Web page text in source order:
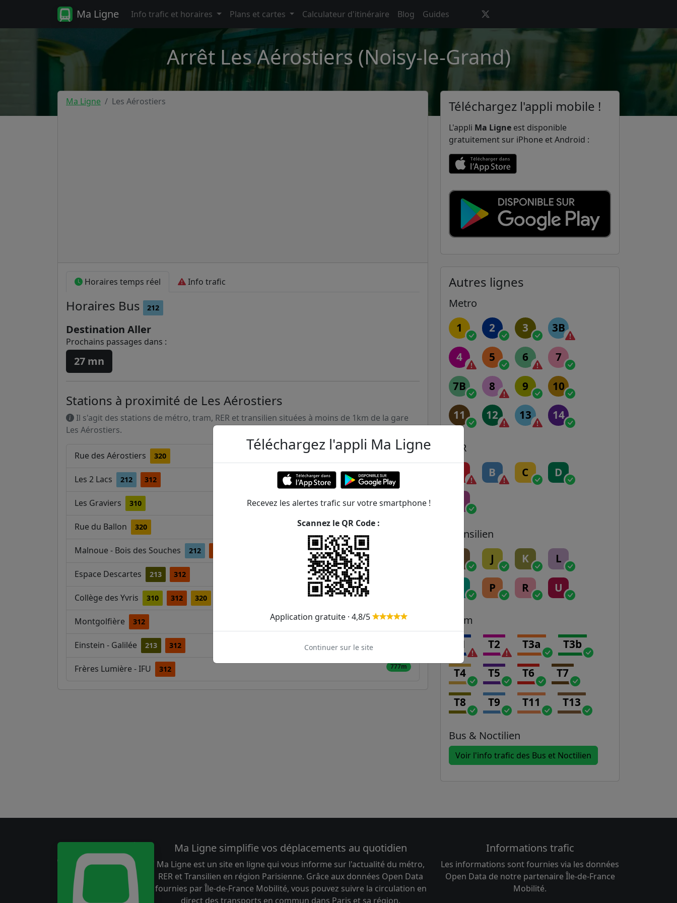
Ma Ligne Info trafic et horaires Plans et cartes Calculateur d'itinéraire Blog Guides
Arrêt Les Aérostiers (Noisy-le-Grand)
Ma Ligne Les Aérostiers
Horaires temps réel Info trafic
Horaires Bus 212
Destination Aller
Prochains passages dans :
27 mn
Stations à proximité de Les Aérostiers
Il s'agit des stations de métro, tram, RER et transilien situées à moins de 1km de la gare
Les Aérostiers.
Rue des Aérostiers 320 202m
Les 2 Lacs 212 312
Les Graviers 310 320m
Rue du Ballon 320
Malnoue - Bois des Souches 212
Espace Descartes 213 312
Collège des Yvris 310 312 320
Montgolfière 312 675m
Einstein - Galilée 213 312
Frères Lumière - IFU 312 777m
Téléchargez l'appli mobile !
L'appli Ma Ligne est disponible
gratuitement sur iPhone et Android :
Autres lignes
Metro
1 2 3 3B
4 5 6 7
7B 8 9 10
11 12 13 14
RER
B C D
Transilien
J K L
P R U
Tram
T1 T2 T3a T3b
T4 T5 T6 T7
T8 T9 T11 T13
Bus & Noctilien
Voir l'info trafic des Bus et Noctilien
Ma Ligne simplifie vos déplacements au quotidien
Ma Ligne est un site en ligne qui vous informe sur l'actualité du métro,
RER et Transilien en région Parisienne. Grâce aux données Open Data
fournies par Île-de-France Mobilité, vous pouvez suivre la circulation en
direct des transports en commun dans Paris et sa région.
Informations trafic
Les informations sont fournies via les données
Open Data de notre partenaire Île-de-France
Mobilité.
Téléchargez l'appli Ma Ligne
Recevez les alertes trafic sur votre smartphone !
Scannez le QR Code :
Application gratuite · 4,8/5
Continuer sur le site